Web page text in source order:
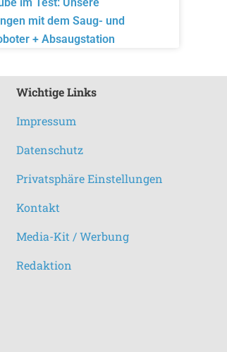
mit dem Saug- und
+ Absaugstation
Wichtige Links
Impressum
Datenschutz
Privatsphäre Einstellungen
Kontakt
Media-Kit / Werbung
Redaktion